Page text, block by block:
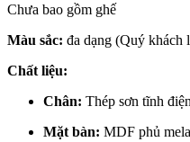
Chưa bao gồm ghế
Màu sắc: đa dạng (Quý khách
Chất liệu:
Chân: Thép sơn tĩnh
Mặt bàn: MDF phủ